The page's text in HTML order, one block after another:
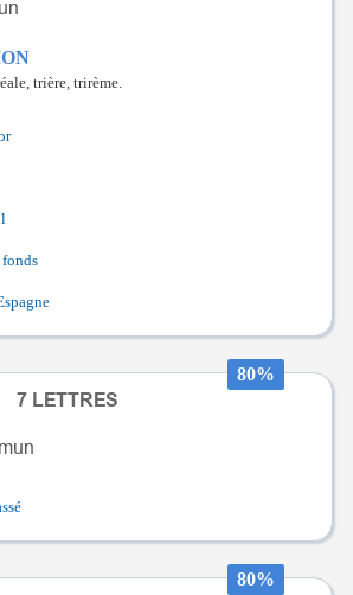
trière, trirème.
80%
80%